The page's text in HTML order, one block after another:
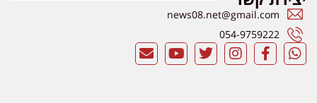
news08.net@gmail.com
054-9759222